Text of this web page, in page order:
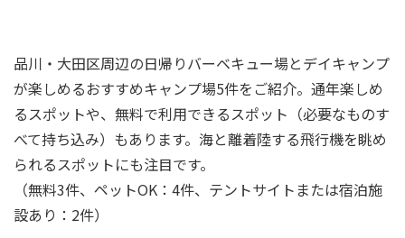
品川・大田区周辺の日帰りバーベキュー場とデイキャンプ
が楽しめるおすすめキャンプ場5件をご紹介。通年楽しめ
るスポットや、無料で利用できるスポット（必要なものす
べて持ち込み）もあります。海と離着陸する飛行機を眺め
られるスポットにも注目です。
（無料3件、ペットOK：4件、テントサイトまたは宿泊施
設あり：2件）